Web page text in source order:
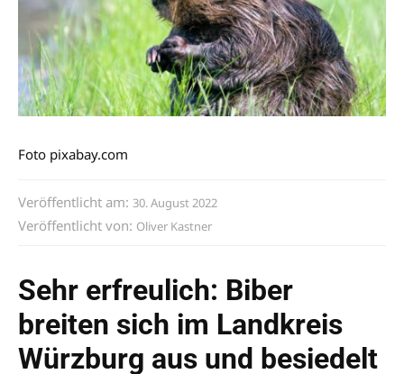
Foto pixabay.com
Veröffentlicht am: 30. August 2022
Veröffentlicht von: Oliver Kastner
Sehr erfreulich: Biber
breiten sich im Landkreis
Würzburg aus und besiedelt